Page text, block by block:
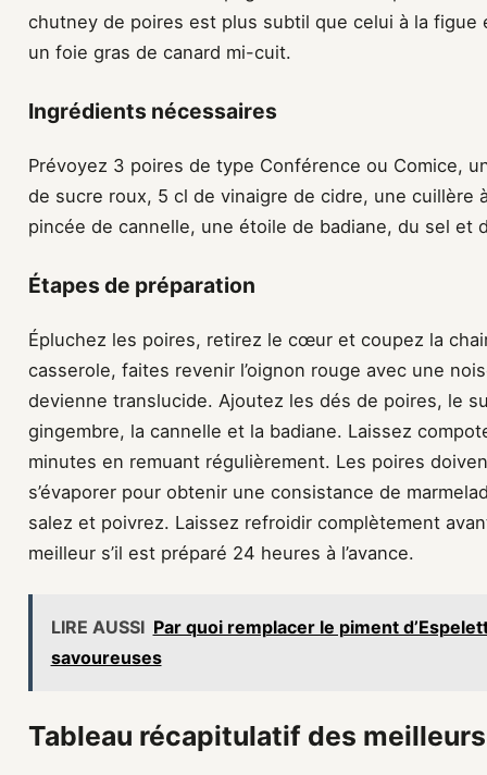
chutney de poires est plus subtil que celui à la figue
un foie gras de canard mi-cuit.
Ingrédients nécessaires
Prévoyez 3 poires de type Conférence ou Comice,
de sucre roux, 5 cl de vinaigre de cidre, une cuillère
pincée de cannelle, une étoile de badiane, du sel et
Étapes de préparation
Épluchez les poires, retirez le cœur et coupez la
casserole, faites revenir l’oignon rouge avec une
devienne translucide. Ajoutez les dés de poires, le
gingembre, la cannelle et la badiane. Laissez
minutes en remuant régulièrement. Les poires
s’évaporer pour obtenir une consistance de
salez et poivrez. Laissez refroidir complètement
meilleur s’il est préparé 24 heures à l’avance.
LIRE AUSSI Par quoi remplacer le piment
savoureuses
Tableau récapitulatif des